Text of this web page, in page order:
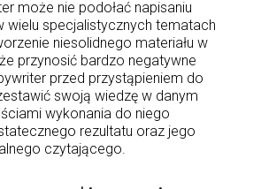
może nie podołać napisaniu
wielu specjalistycznych tematach
niesolidnego materiału w
przynosić bardzo negatywne
przed przystąpieniem do
swoją wiedzę w danym
wykonania do niego
rezultatu oraz jego
czytającego.